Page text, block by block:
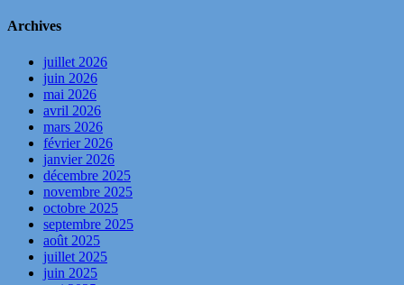
Archives
juillet 2026
juin 2026
mai 2026
avril 2026
mars 2026
février 2026
janvier 2026
décembre 2025
novembre 2025
octobre 2025
septembre 2025
août 2025
juillet 2025
juin 2025